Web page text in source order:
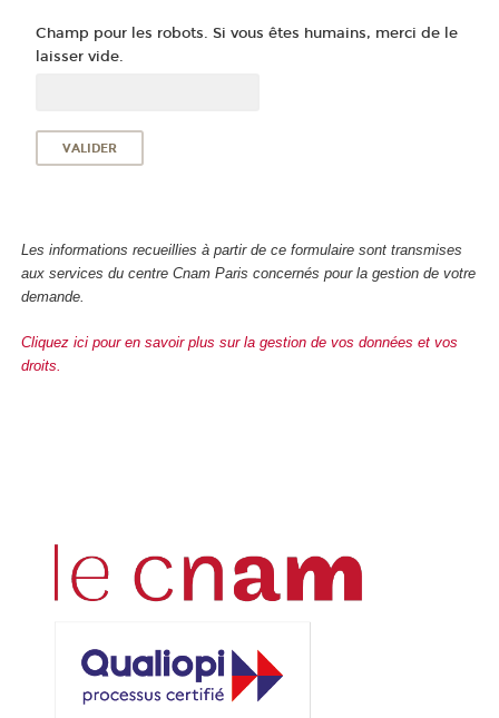
Champ pour les robots. Si vous êtes humains, merci de le
laisser vide.
Les informations recueillies à partir de ce formulaire sont transmises
aux services du centre Cnam Paris concernés pour la gestion de votre
demande.
Cliquez ici pour en savoir plus sur la gestion de vos données et vos
droits.